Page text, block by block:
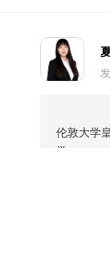
伦敦大学
学。